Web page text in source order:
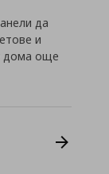
да
и
дома още